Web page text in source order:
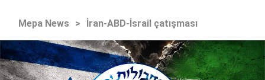
Mepa News > İran-ABD-İsrail çatışması